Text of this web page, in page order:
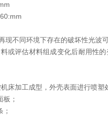
现不同环境下存在的破坏性光
或评估材料组成变化后耐用性
床加工成型，外壳表面进行喷塑
；